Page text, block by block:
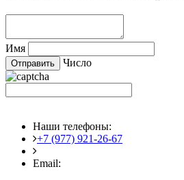
Имя
Число
Наши телефоны:
+7 (977) 921-26-67
Email: